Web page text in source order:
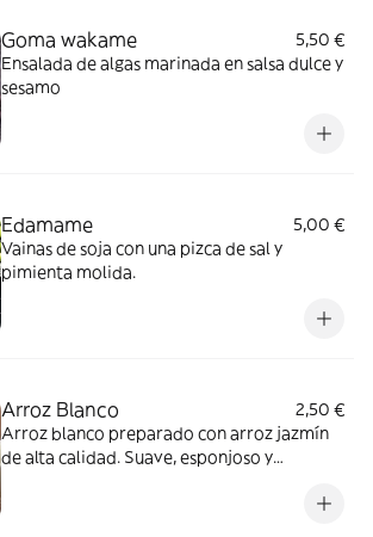
Goma wakame
5,50 €
Ensalada de algas marinada en salsa dulce y
sesamo
Edamame
5,00 €
Vainas de soja con una pizca de sal y
pimienta molida.
Arroz Blanco
2,50 €
Arroz blanco preparado con arroz jazmín
de alta calidad. Suave, esponjoso y